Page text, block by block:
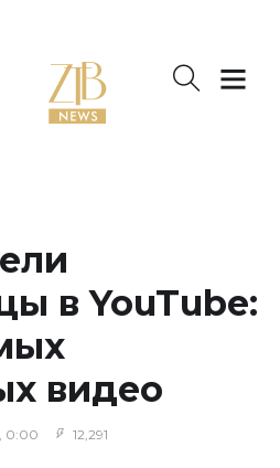
в YouTube:
видео
0:00 12,291